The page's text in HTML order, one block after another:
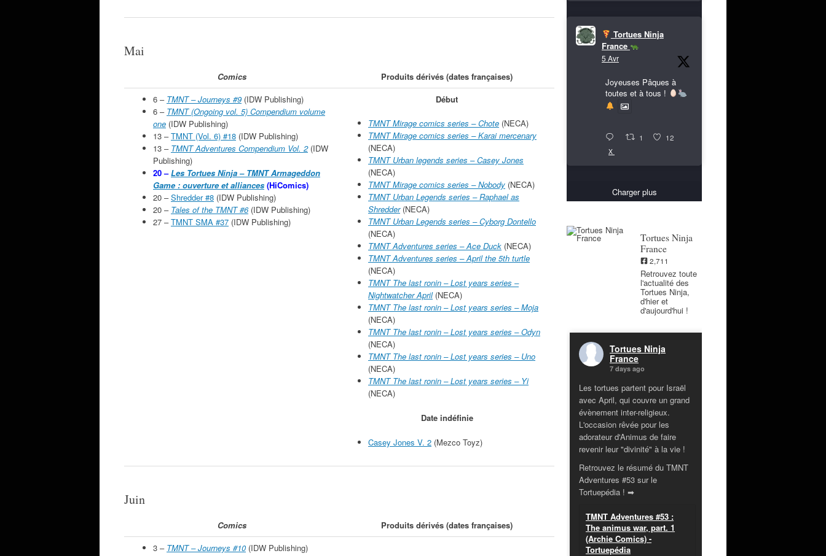
Mai
Comics
Produits dérivés (dates françaises)
6 – TMNT – Journeys #9 (IDW Publishing)
6 – TMNT (Ongoing vol. 5) Compendium volume
one (IDW Publishing)
13 –TMNT (Vol. 6) #18 (IDW Publishing)
13 – TMNT Adventures Compendium Vol. 2(IDW
Publishing)
20 –Les Tortues Ninja – TMNT Armageddon
Game : ouverture et alliances (HiComics)
20 –Shredder #8 (IDW Publishing)
20 – Tales of the TMNT #6(IDW Publishing)
27 –TMNT SMA #37 (IDW Publishing)
Début
TMNT Mirage comics series – Chote (NECA)
TMNT Mirage comics series – Karai mercenary
(NECA)
TMNT Urban legends series – Casey Jones
(NECA)
TMNT Mirage comics series – Nobody (NECA)
TMNT Urban Legends series – Raphael as
Shredder(NECA)
TMNT Urban Legends series – Cyborg Dontello
(NECA)
TMNT Adventures series – Ace Duck (NECA)
TMNT Adventures series – April the 5th turtle
(NECA)
TMNT The last ronin – Lost years series –
Nightwatcher April(NECA)
TMNT The last ronin – Lost years series – Moja
(NECA)
TMNT The last ronin – Lost years series – Odyn
(NECA)
TMNT The last ronin – Lost years series – Uno
(NECA)
TMNT The last ronin – Lost years series – Yi
(NECA)
Date indéfinie
Casey Jones V. 2 (Mezco Toyz)
Juin
Comics
Produits dérivés (dates françaises)
3 – TMNT – Journeys #10 (IDW Publishing)
Tortues Ninja
France
5 Avr
Joyeuses Pâques à
toutes et à tous !
1 12
X
Charger plus
Tortues Ninja
France
2,711
Retrouvez toute
l'actualité des
Tortues Ninja,
d'hier et
d'aujourd'hui !
Tortues Ninja
France
7 days ago
Les tortues partent pour Israël
avec April, qui couvre un grand
évènement inter-religieux.
L'occasion rêvée pour les
adorateur d'Animus de faire
revenir leur "divinité" à la vie !
Retrouvez le résumé du TMNT
Adventures #53 sur le
Tortuepédia ! ➡
TMNT Adventures #53 :
The animus war, part. 1
(Archie Comics) -
Tortuepédia